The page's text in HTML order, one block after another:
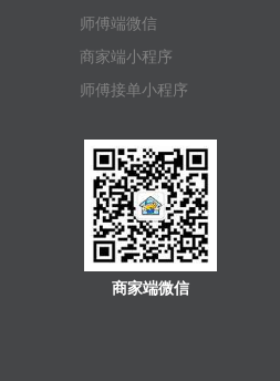
师傅端微信
商家端小程序
师傅接单小程序
商家端微信